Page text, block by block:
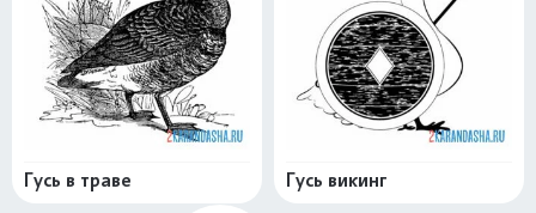
Гусь в траве Гусь викинг